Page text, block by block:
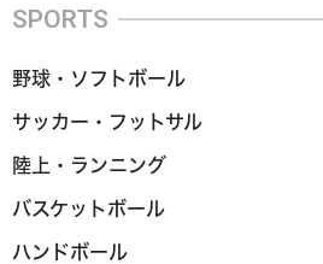
SPORTS
野球・ソフトボール
サッカー・フットサル
陸上・ランニング
バスケットボール
ハンドボール